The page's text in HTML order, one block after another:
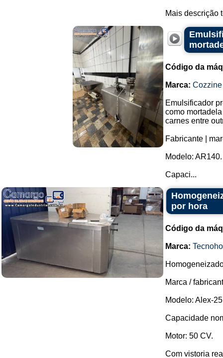
Mais descrição
Código da
Marca: Cozzine
Emulsificador
como
carnes entre
Fabricante |
Modelo: AR140.
Capaci...
por hora
Código da
Marca:
Marca /
Modelo: Alex-
Capacidade
Motor: 50 CV.
Com vistoria